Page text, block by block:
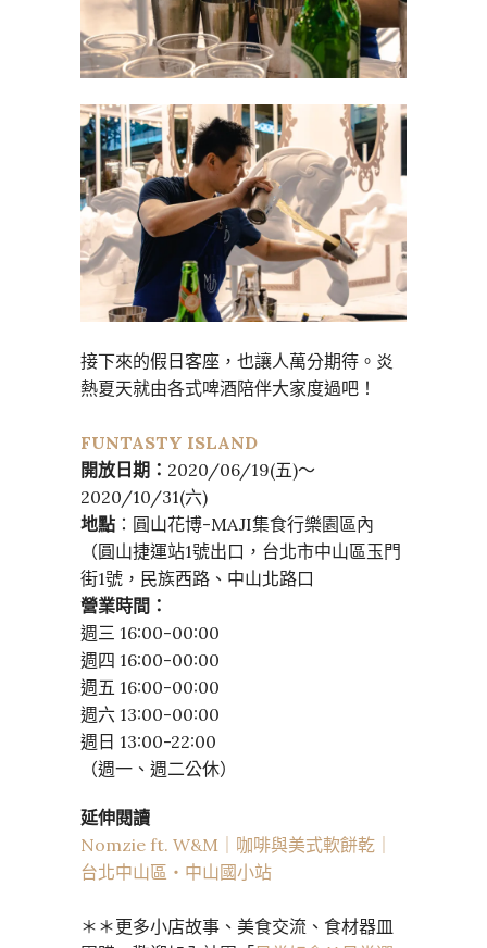
接下來的假日客座，也讓人萬分期待。炎
熱夏天就由各式啤酒陪伴大家度過吧！
FUNTASTY ISLAND
開放日期： 2020/06/19(五)～
2020/10/31(六)
地點 ：圓山花博-MAJI集食行樂園區內
（圓山捷運站1號出口，台北市中山區玉門
街1號，民族西路、中山北路口
營業時間：
週三 16:00-00:00
週四 16:00-00:00
週五 16:00-00:00
週六 13:00-00:00
週日 13:00-22:00
（週一、週二公休）
延伸閱讀
Nomzie ft. W&M｜咖啡與美式軟餅乾｜
台北中山區・中山國小站
＊＊更多小店故事、美食交流、食材器皿